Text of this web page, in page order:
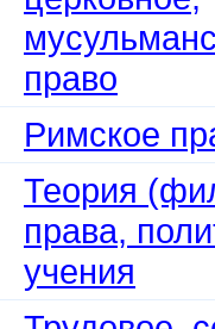
право
Римское
Теория
права,
учения